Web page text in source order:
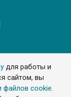
для работы и
сайтом, вы
файлов cookie.
обязательной